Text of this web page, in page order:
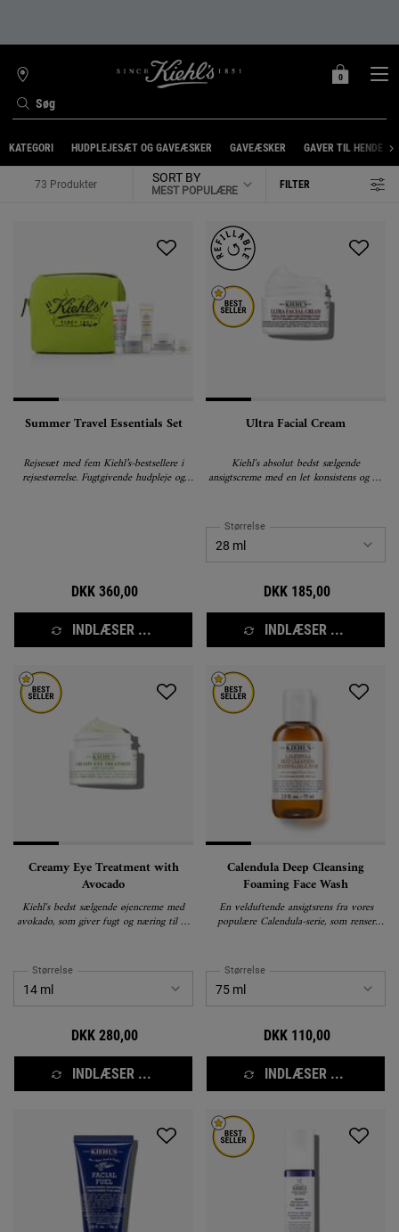
Søg
FIND
BUTIK
MIN
0
0 PRODUKT
KATEGORI HUDPLEJESÆT OG GAVEÆSKER GAVEÆSKER GAVER TIL HENDE
73 Produkter SORT BY FILTER
FILTER MENU
Summer Travel Essentials Set
Rejsesæt med fem Kiehl’s-bestsellere i
rejsestørrelse. Fugtgivende hudpleje og
DKK 360,00
INDLÆSER ...
Ultra Facial Cream
Kiehl's absolut bedst sælgende
ansigtscreme med en let konsistens og 72
Størrelse
DKK 185,00
INDLÆSER ...
Creamy Eye Treatment with
Avocado
Kiehl's bedst sælgende øjencreme med
avokado, som giver fugt og næring til de
Størrelse
DKK 280,00
INDLÆSER ...
Calendula Deep Cleansing
Foaming Face Wash
En velduftende ansigtsrens fra vores
populære Calendula-serie, som renser
Størrelse
DKK 110,00
INDLÆSER ...